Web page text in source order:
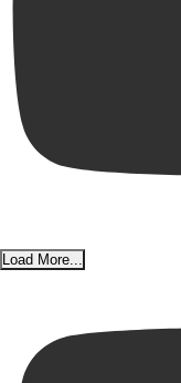
Load More...